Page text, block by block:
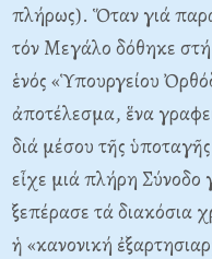
πλήρως). Ὅταν γιά
τόν Μεγάλο δόθηκε
ἑνός «Ὑπουργείου
ἀποτέλεσμα, ἕνα
διά μέσου τῆς
εἶχε μιά πλήρη Σύνοδο
ξεπέρασε τά διακόσια
ἡ «κανονική